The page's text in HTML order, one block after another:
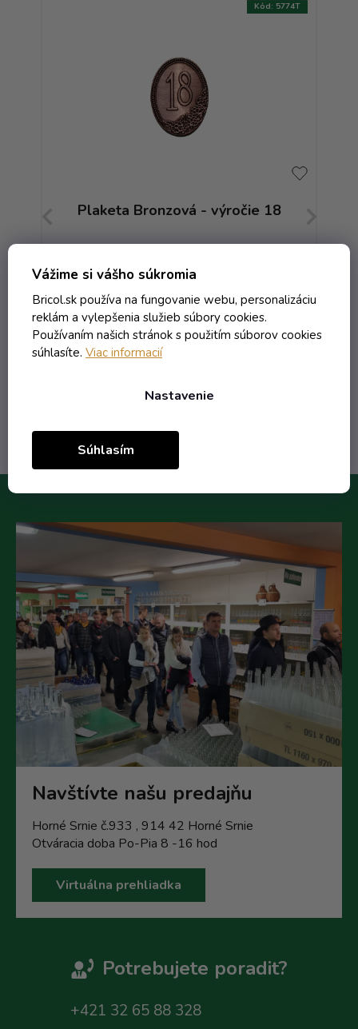
Vážime si vášho súkromia
Bricol.sk používa na fungovanie webu, personalizáciu
reklám a vylepšenia služieb súbory cookies.
Používaním našich stránok s použitím súborov cookies
súhlasíte. Viac informacií
Nastavenie
Súhlasím
Plaketa Bronzová - výročie 18
3,17 € vrátane DPH
2,58 €
Do košíka
Kód: 5774T
Navštívte našu predajňu
Horné Srnie č.933 , 914 42 Horné Srnie
Otváracia doba Po-Pia 8 -16 hod
Virtuálna prehliadka
Potrebujete poradit?
+421 32 65 88 328